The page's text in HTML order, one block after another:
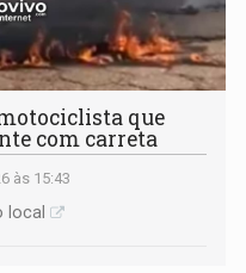
que
com carreta
às 15:43
local